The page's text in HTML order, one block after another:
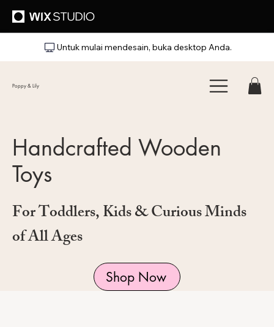
Untuk mulai mendesain, buka desktop Anda.